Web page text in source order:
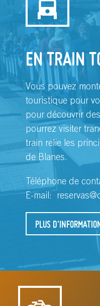
EN TRAIN
Vous pouvez
touristique pour
pour découvrir
pourrez visiter
train relie les
de Blanes.
Téléphone de
E-mail:
PLUS